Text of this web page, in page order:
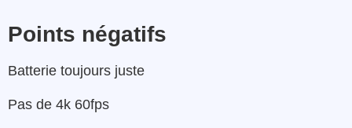
Points négatifs
Batterie toujours juste
Pas de 4k 60fps